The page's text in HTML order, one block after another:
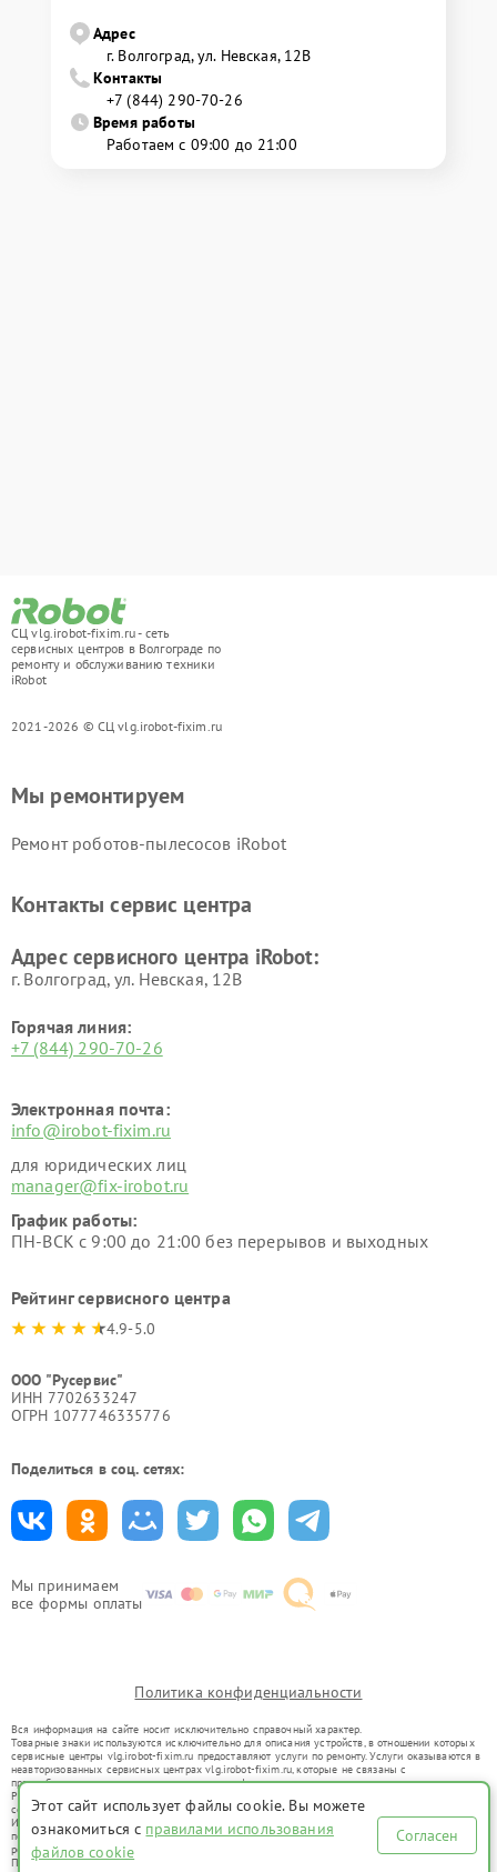
Адрес
г. Волгоград, ул. Невская, 12В
Контакты
+7 (844) 290-70-26
Время работы
Работаем с 09:00 до 21:00
СЦ vlg.irobot-fixim.ru - сеть
сервисных центров в Волгограде по
ремонту и обслуживанию техники
iRobot
2021-2026 © СЦ vlg.irobot-fixim.ru
Мы принимаем
все формы оплаты
Мы ремонтируем
Ремонт роботов-пылесосов iRobot
Контакты сервис центра
Адрес сервисного центра iRobot:
г. Волгоград, ул. Невская, 12В
Горячая линия:
+7 (844) 290-70-26
Электронная почта:
info@irobot-fixim.ru
для юридических лиц
manager@fix-irobot.ru
График работы:
ПН-ВСК с 9:00 до 21:00 без перерывов и выходных
Рейтинг сервисного центра
4.9-5.0
ООО "Русервис"
ИНН 7702633247
ОГРН 1077746335776
Поделиться в соц. сетях:
Политика конфиденциальности
Вся информация на сайте носит исключительно справочный характер.
Товарные знаки используются исключительно для описания устройств, в отношении которых
сервисные центры vlg.irobot-fixim.ru предоставляют услуги по ремонту. Услуги оказываются в
неавторизованных сервисных центрах vlg.irobot-fixim.ru, которые не связаны с
правообладателями товарных знаков или их официальными представителями.
Ремонт осуществляется для устройств, уже введенных в гражданский оборот в соответствии
со статьей 1487 ГК РФ.
Использование товарных знаков не преследует цели индивидуализации услуг или введения
потребителей в заблуждение, а служит для информирования о предоставляемых услугах по
ремонту техники указанных брендов.
Представленная на сайте информация не является публичной офертой, определяемой
Этот сайт использует файлы cookie. Вы можете
ознакомиться с правилами использования
файлов cookie
Согласен